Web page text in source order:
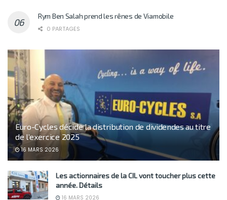
Rym Ben Salah prend les rênes de Viamobile
0 PARTAGES
Euro-Cycles décide la distribution de dividendes au titre
de l’exercice 2025
16 MARS 2026
Les actionnaires de la CIL vont toucher plus cette
année. Détails
16 MARS 2026